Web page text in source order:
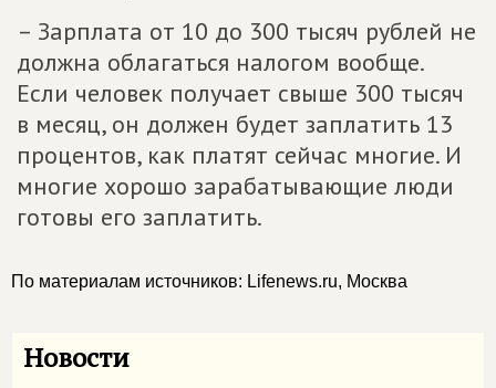
– Зарплата от 10 до 300 тысяч рублей не
должна облагаться налогом вообще.
Если человек получает свыше 300 тысяч
в месяц, он должен будет заплатить 13
процентов, как платят сейчас многие. И
многие хорошо зарабатывающие люди
готовы его заплатить.
По материалам источников: Lifenews.ru, Москва
Новости